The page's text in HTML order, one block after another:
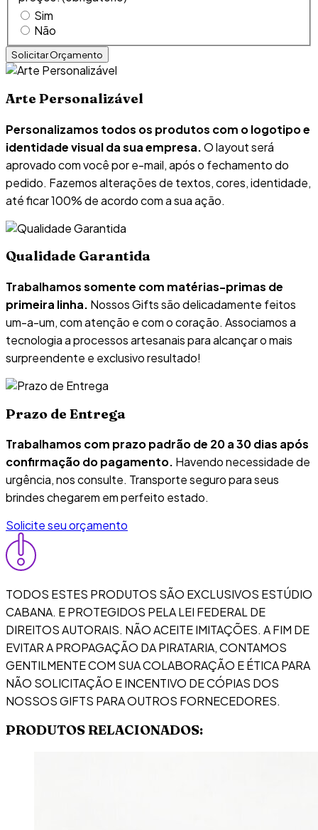
Sim
Não
Arte Personalizável
Personalizamos todos os produtos com o logotipo e
identidade visual da sua empresa.O layout será
aprovado com você por e-mail, após o fechamento do
pedido. Fazemos alterações de textos, cores, identidade,
até ficar 100% de acordo com a sua ação.
Qualidade Garantida
Trabalhamos somente com matérias-primas de
primeira linha. Nossos Gifts são delicadamente feitos
um-a-um, com atenção e com o coração. Associamos a
tecnologia a processos artesanais para alcançar o mais
surpreendente e exclusivo resultado!
Prazo de Entrega
Trabalhamos com prazo padrão de 20 a 30 dias após
confirmação do pagamento. Havendo necessidade de
urgência, nos consulte. Transporte seguro para seus
brindes chegarem em perfeito estado.
Solicite seu orçamento
TODOS ESTES PRODUTOS SÃO EXCLUSIVOS ESTÚDIO
CABANA. E PROTEGIDOS PELA LEI FEDERAL DE
DIREITOS AUTORAIS. NÃO ACEITE IMITAÇÕES. A FIM DE
EVITAR A PROPAGAÇÃO DA PIRATARIA, CONTAMOS
GENTILMENTE COM SUA COLABORAÇÃO E ÉTICA PARA
NÃO SOLICITAÇÃO E INCENTIVO DE CÓPIAS DOS
NOSSOS GIFTS PARA OUTROS FORNECEDORES.
PRODUTOS RELACIONADOS: